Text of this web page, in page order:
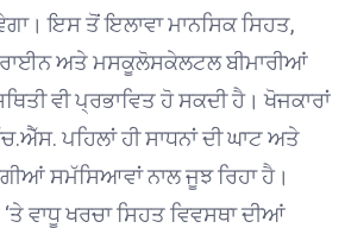
ਇਸ ਤੋਂ ਇਲਾਵਾ ਮਾਨਸਿਕ ਸਿਹਤ,
ਅਤੇ ਮਸਕੂਲੋਸਕੇਲਟਲ ਬੀਮਾਰੀਆਂ
ਵੀ ਪ੍ਰਭਾਵਿਤ ਹੋ ਸਕਦੀ ਹੈ। ਖੋਜਕਾਰਾਂ
ਪਹਿਲਾਂ ਹੀ ਸਾਧਨਾਂ ਦੀ ਘਾਟ ਅਤੇ
ਸਮੱਸਿਆਵਾਂ ਨਾਲ ਜੂਝ ਰਿਹਾ ਹੈ।
ਵਾਧੂ ਖਰਚਾ ਸਿਹਤ ਵਿਵਸਥਾ ਦੀਆਂ